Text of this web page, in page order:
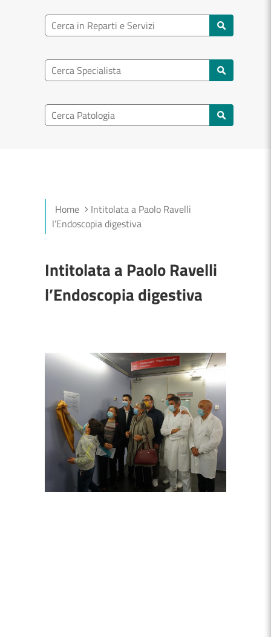
Ricerca reparto
Ricerca specialisti
Ricerca nel patologia
Home
Intitolata a Paolo Ravelli
l’Endoscopia digestiva
Intitolata a Paolo Ravelli
l’Endoscopia digestiva